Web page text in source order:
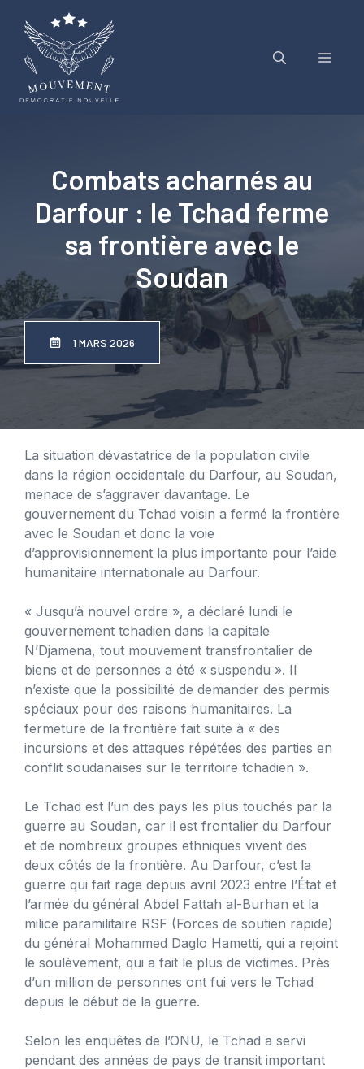
contenu
Menu
Combats acharnés au
Darfour : le Tchad ferme
sa frontière avec le
Soudan
1 MARS 2026
La situation dévastatrice de la population civile
dans la région occidentale du Darfour, au Soudan,
menace de s’aggraver davantage. Le
gouvernement du Tchad voisin a fermé la frontière
avec le Soudan et donc la voie
d’approvisionnement la plus importante pour l’aide
humanitaire internationale au Darfour.
« Jusqu’à nouvel ordre », a déclaré lundi le
gouvernement tchadien dans la capitale
N’Djamena, tout mouvement transfrontalier de
biens et de personnes a été « suspendu ». Il
n’existe que la possibilité de demander des permis
spéciaux pour des raisons humanitaires. La
fermeture de la frontière fait suite à « des
incursions et des attaques répétées des parties en
conflit soudanaises sur le territoire tchadien ».
Le Tchad est l’un des pays les plus touchés par la
guerre au Soudan, car il est frontalier du Darfour
et de nombreux groupes ethniques vivent des
deux côtés de la frontière. Au Darfour, c’est la
guerre qui fait rage depuis avril 2023 entre l’État et
l’armée du général Abdel Fattah al-Burhan et la
milice paramilitaire RSF (Forces de soutien rapide)
du général Mohammed Daglo Hametti, qui a rejoint
le soulèvement, qui a fait le plus de victimes. Près
d’un million de personnes ont fui vers le Tchad
depuis le début de la guerre.
Selon les enquêtes de l’ONU, le Tchad a servi
pendant des années de pays de transit important